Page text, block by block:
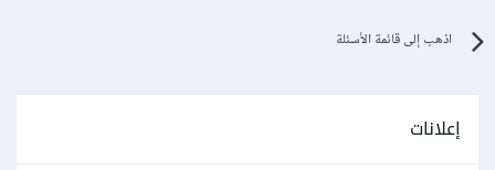
اذهب إلى قائمة الأسئلة
إعلانات